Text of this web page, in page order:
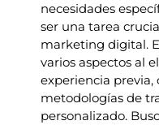
necesidades
ser una tarea
marketing digital.
varios aspectos al
experiencia previa,
metodologías de
personalizado.